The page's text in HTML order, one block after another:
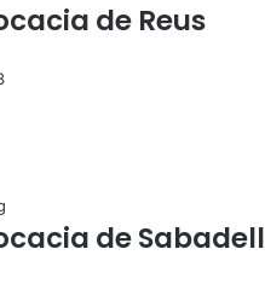
de Reus
de Sabadell